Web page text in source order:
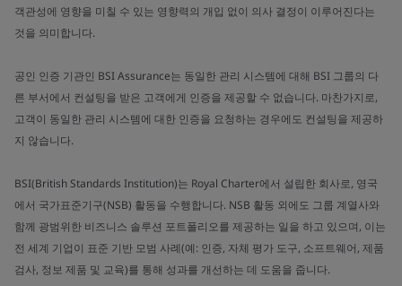
객관성에 영향을 미칠 수 있는 영향력의 개입 없이 의사 결정이 이루어진다는
것을 의미합니다.
공인 인증 기관인 BSI Assurance는 동일한 관리 시스템에 대해 BSI 그룹의 다
른 부서에서 컨설팅을 받은 고객에게 인증을 제공할 수 없습니다. 마찬가지로,
고객이 동일한 관리 시스템에 대한 인증을 요청하는 경우에도 컨설팅을 제공하
지 않습니다.
BSI(British Standards Institution)는 Royal Charter에서 설립한 회사로, 영국
에서 국가표준기구(NSB) 활동을 수행합니다. NSB 활동 외에도 그룹 계열사와
함께 광범위한 비즈니스 솔루션 포트폴리오를 제공하는 일을 하고 있으며, 이는
전 세계 기업이 표준 기반 모범 사례(예: 인증, 자체 평가 도구, 소프트웨어, 제품
검사, 정보 제품 및 교육)를 통해 성과를 개선하는 데 도움을 줍니다.